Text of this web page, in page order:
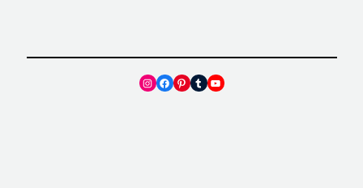
Instagram
Facebook
Pinterest
TumblrYouTube